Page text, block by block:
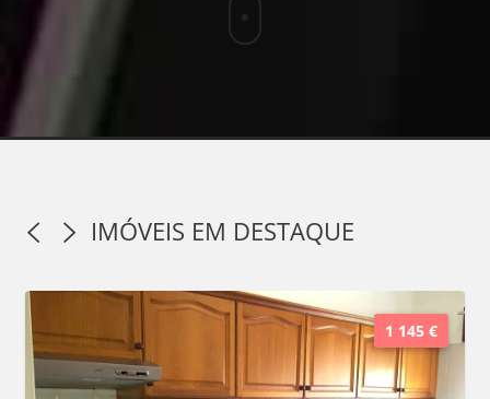
IMÓVEIS EM DESTAQUE
1 145 €